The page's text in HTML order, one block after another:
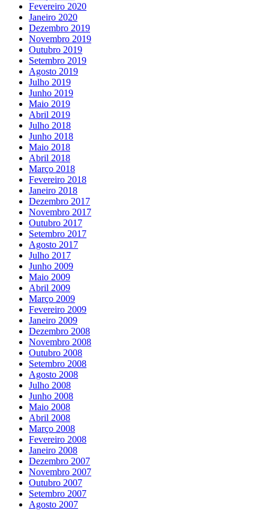
Fevereiro 2020
Janeiro 2020
Dezembro 2019
Novembro 2019
Outubro 2019
Setembro 2019
Agosto 2019
Julho 2019
Junho 2019
Maio 2019
Abril 2019
Julho 2018
Junho 2018
Maio 2018
Abril 2018
Março 2018
Fevereiro 2018
Janeiro 2018
Dezembro 2017
Novembro 2017
Outubro 2017
Setembro 2017
Agosto 2017
Julho 2017
Junho 2009
Maio 2009
Abril 2009
Março 2009
Fevereiro 2009
Janeiro 2009
Dezembro 2008
Novembro 2008
Outubro 2008
Setembro 2008
Agosto 2008
Julho 2008
Junho 2008
Maio 2008
Abril 2008
Março 2008
Fevereiro 2008
Janeiro 2008
Dezembro 2007
Novembro 2007
Outubro 2007
Setembro 2007
Agosto 2007